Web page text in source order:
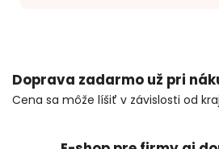
Doprava zadarmo už pri
Cena sa môže líšiť v závislosti od